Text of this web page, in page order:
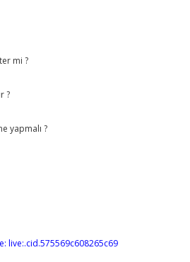
mi ?
?
yapmalı ?
live:.cid.575569c608265c69